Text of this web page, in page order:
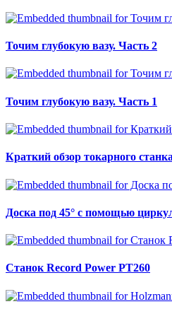
Точим глубокую вазу. Часть 2
Точим глубокую вазу. Часть 1
Краткий обзор токарного
Доска под 45° с помощью
Станок Record Power PT260